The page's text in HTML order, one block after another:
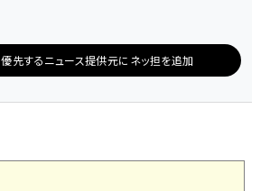
優先するニュース提供元にネッ担を追加